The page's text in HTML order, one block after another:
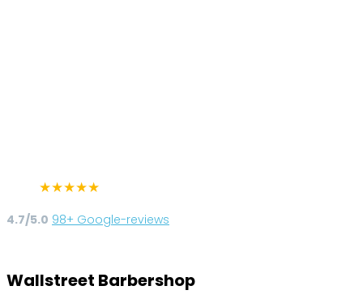
★★★★★
4.7/5.0 98+ Google-reviews
Wallstreet Barbershop